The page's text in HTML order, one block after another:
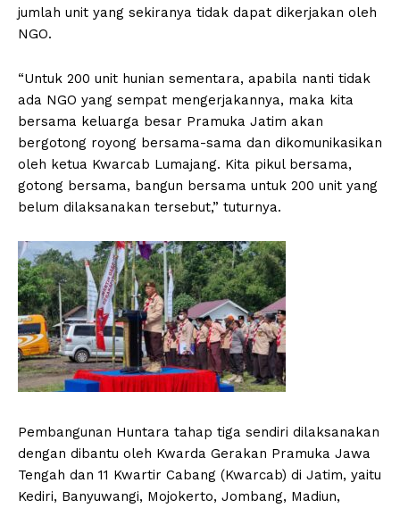
jumlah unit yang sekiranya tidak dapat dikerjakan oleh
NGO.
“Untuk 200 unit hunian sementara, apabila nanti tidak
ada NGO yang sempat mengerjakannya, maka kita
bersama keluarga besar Pramuka Jatim akan
bergotong royong bersama-sama dan dikomunikasikan
oleh ketua Kwarcab Lumajang. Kita pikul bersama,
gotong bersama, bangun bersama untuk 200 unit yang
belum dilaksanakan tersebut,” tuturnya.
Pembangunan Huntara tahap tiga sendiri dilaksanakan
dengan dibantu oleh Kwarda Gerakan Pramuka Jawa
Tengah dan 11 Kwartir Cabang (Kwarcab) di Jatim, yaitu
Kediri, Banyuwangi, Mojokerto, Jombang, Madiun,